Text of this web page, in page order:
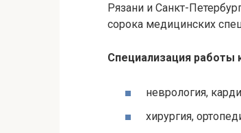
Рязани и Санкт-
сорока медицинских
Специализация работы
неврология,
хирургия,